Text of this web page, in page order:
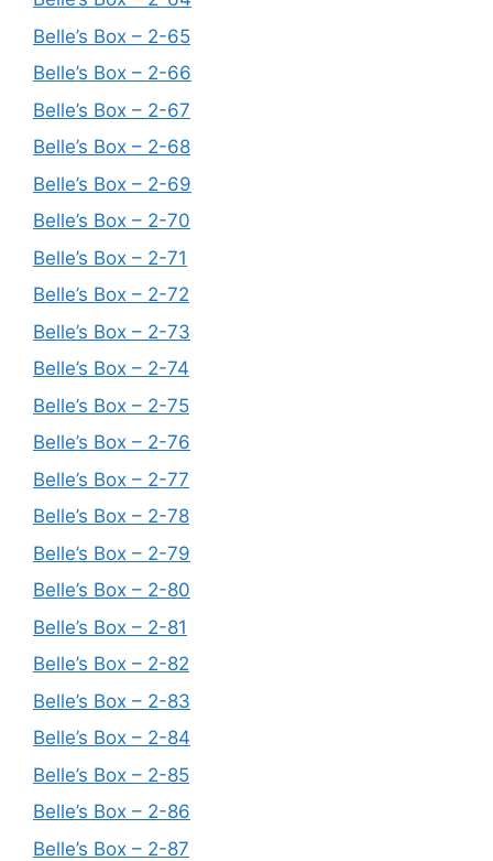
Belle’s Box – 2-65
Belle’s Box – 2-66
Belle’s Box – 2-67
Belle’s Box – 2-68
Belle’s Box – 2-69
Belle’s Box – 2-70
Belle’s Box – 2-71
Belle’s Box – 2-72
Belle’s Box – 2-73
Belle’s Box – 2-74
Belle’s Box – 2-75
Belle’s Box – 2-76
Belle’s Box – 2-77
Belle’s Box – 2-78
Belle’s Box – 2-79
Belle’s Box – 2-80
Belle’s Box – 2-81
Belle’s Box – 2-82
Belle’s Box – 2-83
Belle’s Box – 2-84
Belle’s Box – 2-85
Belle’s Box – 2-86
Belle’s Box – 2-87